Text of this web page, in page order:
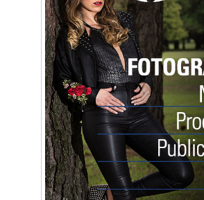
Música, teatro, yoga, danza y
Conocé todos los talleres
disfrutar en la Zona Oeste